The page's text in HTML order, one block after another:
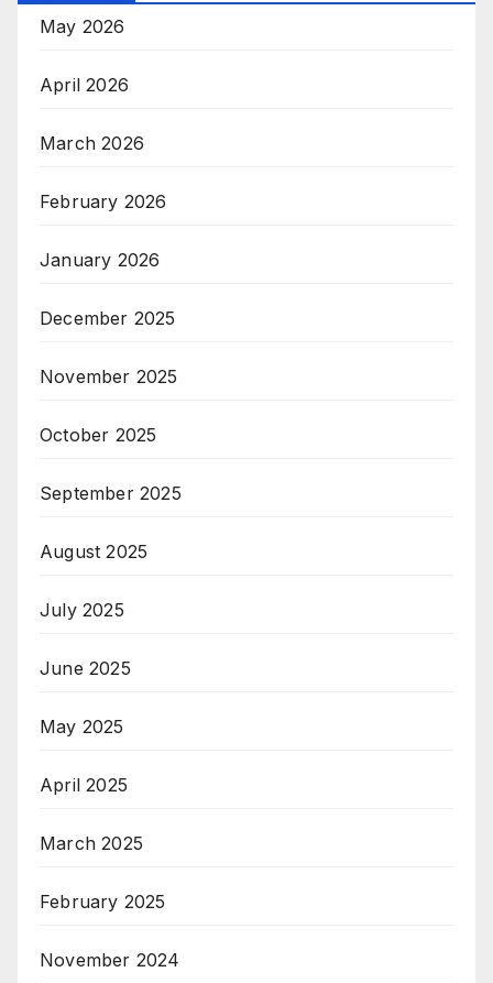
May 2026
April 2026
March 2026
February 2026
January 2026
December 2025
November 2025
October 2025
September 2025
August 2025
July 2025
June 2025
May 2025
April 2025
March 2025
February 2025
November 2024